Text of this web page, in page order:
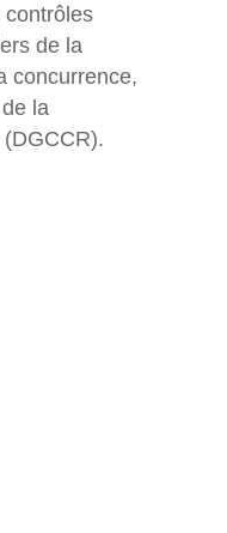
contrôles
de la
concurrence,
la